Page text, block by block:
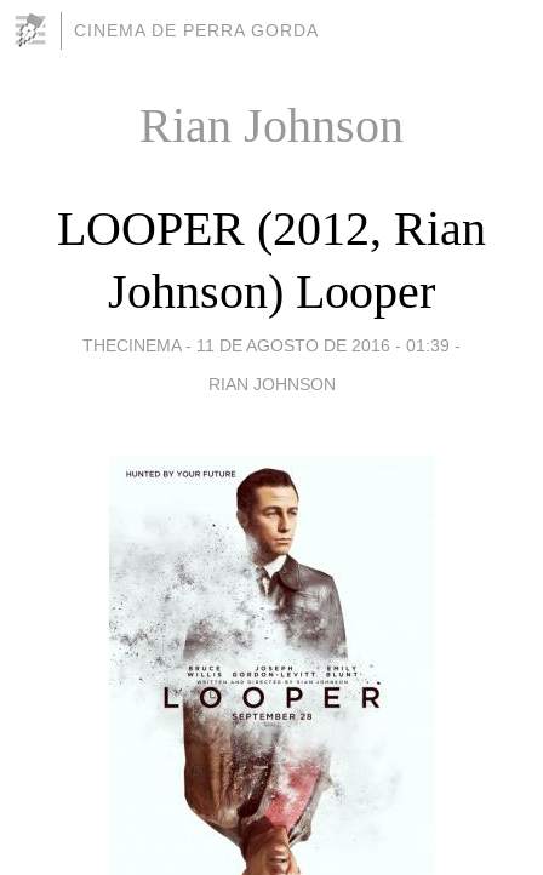
CINEMA DE PERRA GORDA
Rian Johnson
LOOPER (2012, Rian
Johnson) Looper
THECINEMA - 11 DE AGOSTO DE 2016 - 01:39 -
RIAN JOHNSON